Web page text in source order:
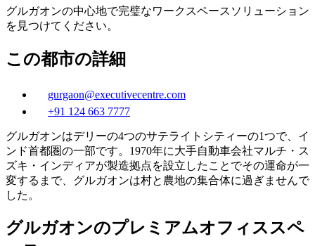
グルガオンの中心地で完璧なワークスペースソリューション
を見つけてください。
この都市の詳細
gurgaon@executivecentre.com
+91 124 663 7777
グルガオンはデリーの4つのサテライトシティーの1つで、イ
ンド首都圏の一部です。1970年に大手自動車会社マルチ・ス
ズキ・インディアが製造拠点を設立したことでその運命が一
変するまで、グルガオンは村と農地の集合体に過ぎませんで
した。
グルガオンのプレミアムオフィススペ